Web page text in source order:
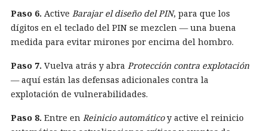
Paso 6. Active Barajar el diseño del PIN, para que los
dígitos en el teclado del PIN se mezclen — una buena
medida para evitar mirones por encima del hombro.
Paso 7. Vuelva atrás y abra Protección contra explotación
— aquí están las defensas adicionales contra la
explotación de vulnerabilidades.
Paso 8. Entre en Reinicio automáticoy active el reinicio